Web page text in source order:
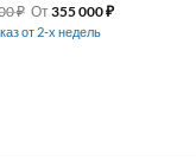
₽ От355 000₽
от 2-х недель